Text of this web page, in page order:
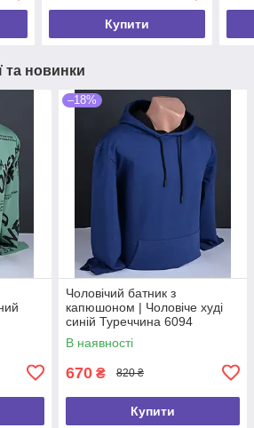
Купити
та новинки
–18%
Чоловічий батник з
капюшоном | Чоловіче худі
синій Туреччина 6094
В наявності
670 ₴ 820 ₴
Купити